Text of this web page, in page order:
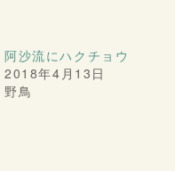
阿沙流にハクチョウ
2018年4月13日
野鳥